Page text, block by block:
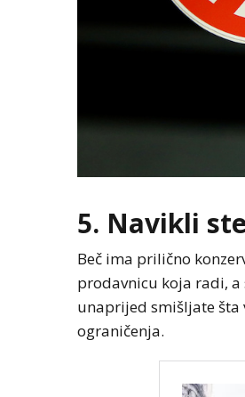
5. Navikli
Beč ima prilično
prodavnicu koja radi, a
unaprijed smišljate šta
ograničenja.